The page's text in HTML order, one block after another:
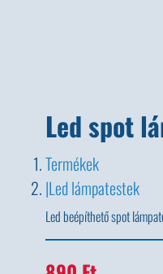
Led spot
Termékek
Led lámpatestek
Led beépíthető spot